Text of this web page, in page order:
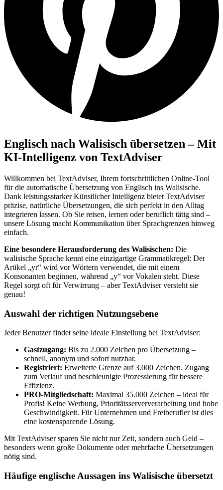
Englisch nach Walisisch übersetzen – Mit
KI-Intelligenz von TextAdviser
Willkommen bei TextAdviser, Ihrem fortschrittlichen Online-Tool
für die automatische Übersetzung von Englisch ins Walisische.
Dank leistungsstarker Künstlicher Intelligenz bietet TextAdviser
präzise, natürliche Übersetzungen, die sich perfekt in den Alltag
integrieren lassen. Ob Sie reisen, lernen oder beruflich tätig sind –
unsere Lösung macht Kommunikation über Sprachgrenzen hinweg
einfach.
Eine besondere Herausforderung des Walisischen: Die
walisische Sprache kennt eine einzigartige Grammatikregel: Der
Artikel „yr“ wird vor Wörtern verwendet, die mit einem
Konsonanten beginnen, während „y“ vor Vokalen steht. Diese
Regel sorgt oft für Verwirrung – aber TextAdviser versteht sie
genau!
Auswahl der richtigen Nutzungsebene
Jeder Benutzer findet seine ideale Einstellung bei TextAdviser:
Gastzugang: Bis zu 2.000 Zeichen pro Übersetzung –
schnell, anonym und sofort nutzbar.
Registriert: Erweiterte Grenze auf 3.000 Zeichen. Zugang
zum Verlauf und beschleunigte Prozessierung für bessere
Effizienz.
PRO-Mitgliedschaft: Maximal 35.000 Zeichen – ideal für
Profis! Keine Werbung, Prioritätsserververarbeitung und hohe
Geschwindigkeit. Für Unternehmen und Freiberufler ist dies
eine kostensparende Lösung.
Mit TextAdviser sparen Sie nicht nur Zeit, sondern auch Geld –
besonders wenn große Dokumente oder mehrfache Übersetzungen
nötig sind.
Häufige englische Aussagen ins Walisische übersetzt